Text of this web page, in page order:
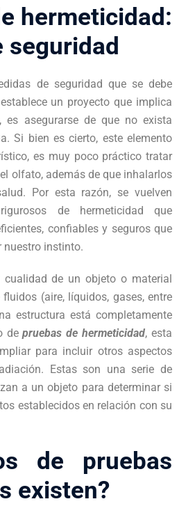
hermeticidad:
seguridad
de seguridad que se debe
un proyecto que implica
es asegurarse de que no exista
Si bien es cierto, este elemento
es muy poco práctico tratar
olfato, además de que inhalarlos
Por esta razón, se vuelven
de hermeticidad que
confiables y seguros que
nuestro instinto.
de un objeto o material
(aire, líquidos, gases, entre
estructura está completamente
depruebas de hermeticidad, esta
para incluir otros aspectos
Estas son una serie de
a un objeto para determinar si
establecidos en relación con su
de pruebas
existen?